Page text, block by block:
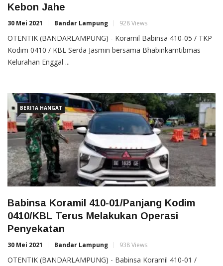
Kebon Jahe
30 Mei 2021 Bandar Lampung 928 Views
OTENTIK (BANDARLAMPUNG) - Koramil Babinsa 410-05 / TKP
Kodim 0410 / KBL Serda Jasmin bersama Bhabinkamtibmas
Kelurahan Enggal ...
BERITA HANGAT
Babinsa Koramil 410-01/Panjang Kodim
0410/KBL Terus Melakukan Operasi
Penyekatan
30 Mei 2021 Bandar Lampung 938 Views
OTENTIK (BANDARLAMPUNG) - Babinsa Koramil 410-01 /